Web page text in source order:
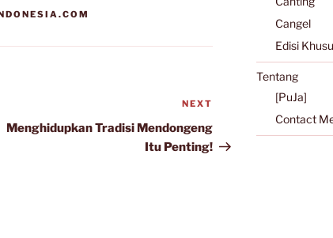
Post
NEXT
Menghidupkan Tradisi Mendongeng
Itu Penting!
Cangel
Edisi
Tentang
[PuJa]
Contact